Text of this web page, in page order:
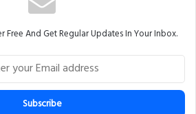
Free And Get Regular Updates In Your Inbox.